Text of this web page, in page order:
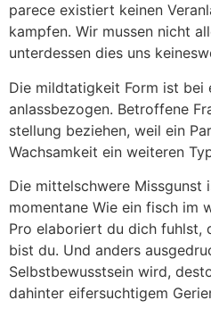
parece existiert keinen
kampfen. Wir mussen nicht
unterdessen dies uns
Die mildtatigkeit Form ist bei
anlassbezogen. Betroffene
stellung beziehen, weil ein
Wachsamkeit ein weiteren
Die mittelschwere Missgunst
momentane Wie ein fisch im
Pro elaboriert du dich fuhlst,
bist du. Und anders
Selbstbewusstsein wird,
dahinter eifersuchtigem